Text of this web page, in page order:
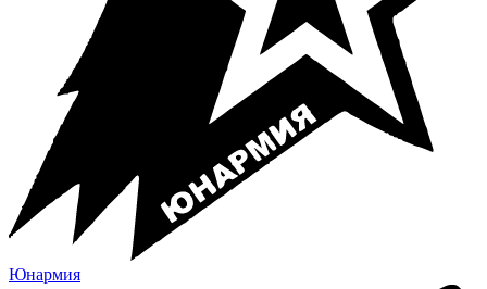
Юнармия